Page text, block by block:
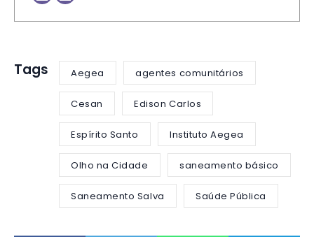
Tags Aegea agentes comunitários
Cesan Edison Carlos
Espírito Santo Instituto Aegea
Olho na Cidade saneamento básico
Saneamento Salva Saúde Pública